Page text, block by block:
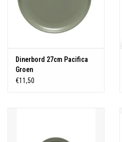
Dinerbord 27cm Pacifica
Groen
€11,50